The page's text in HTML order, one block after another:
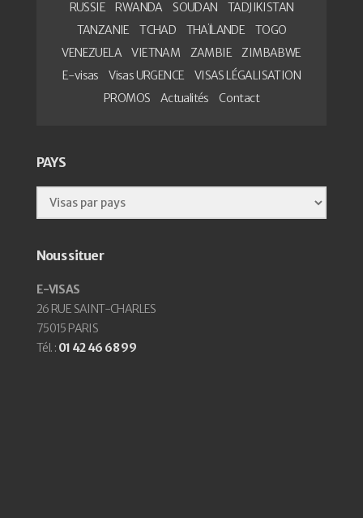
RUSSIE
RWANDA SOUDAN
TADJIKISTAN
TANZANIE
TCHAD THAÏLANDE
TOGO
VENEZUELA
VIETNAM ZAMBIE
ZIMBABWE
E-visas
Visas URGENCE
VISAS LÉGALISATION
PROMOS
Actualités Contact
PAYS
Nous situer
E-VISAS
26 RUE SAINT-CHARLES
75015 PARIS
Tél. : 01 42 46 68 99